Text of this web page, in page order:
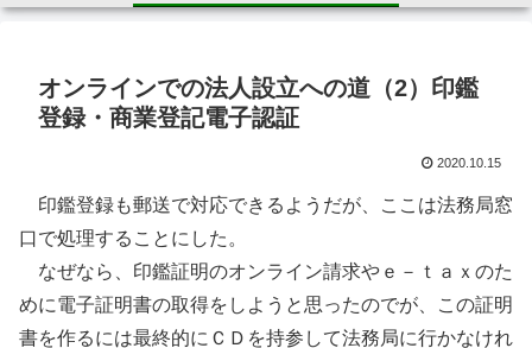
オンラインでの法人設立への道（2）印鑑
登録・商業登記電子認証
2020.10.15
印鑑登録も郵送で対応できるようだが、ここは法務局窓
口で処理することにした。
なぜなら、印鑑証明のオンライン請求やｅ－ｔａｘのた
めに電子証明書の取得をしようと思ったのでが、この証明
書を作るには最終的にＣＤを持参して法務局に行かなけれ